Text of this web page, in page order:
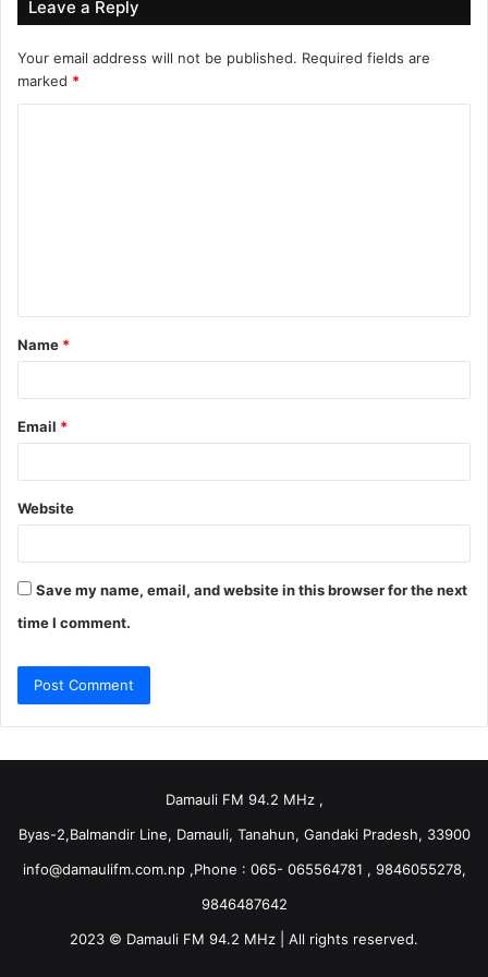
Leave a Reply
Your email address will not be published. Required fields are
marked *
t
*
Name *
Email *
Website
Save my name, email, and website in this browser for the next
time I comment.
Damauli FM 94.2 MHz ,
Byas-2,Balmandir Line, Damauli, Tanahun, Gandaki Pradesh, 33900
info@damaulifm.com.np,Phone : 065- 065564781 , 9846055278,
9846487642
2023 © Damauli FM 94.2 MHz | All rights reserved.